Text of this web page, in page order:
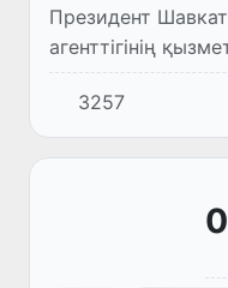
Президент
агенттігінің
ұйымдастыру,
көрсетілетін
жөніндегі
3257